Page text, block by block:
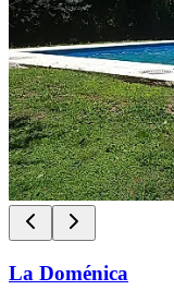
La Doménica